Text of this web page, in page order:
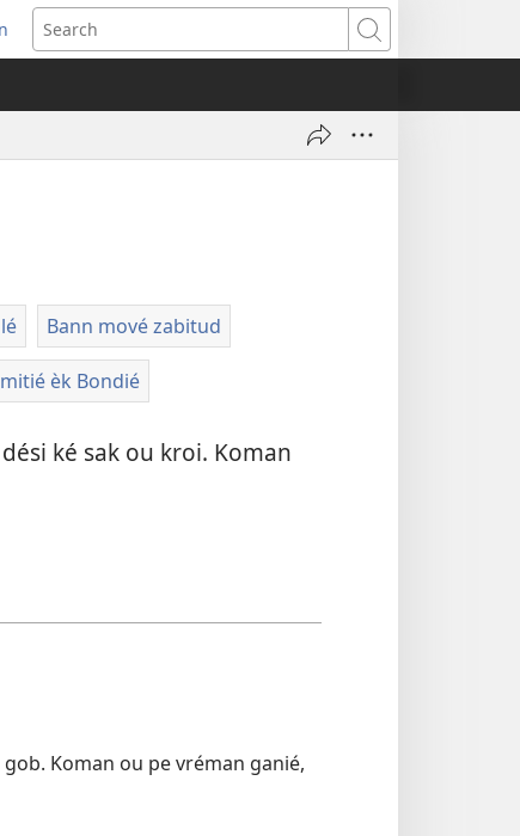
Search
Bann mové zabitud
èk Bondié
ké sak ou kroi. Koman
Koman ou pe vréman ganié,